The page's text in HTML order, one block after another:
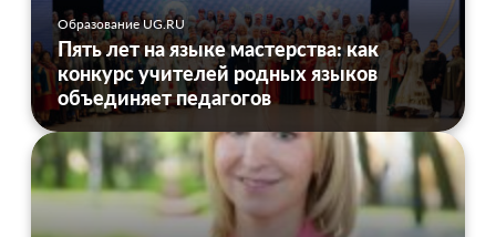
Образование UG.RU
Пять лет на языке мастерства: как
конкурс учителей родных языков
объединяет педагогов